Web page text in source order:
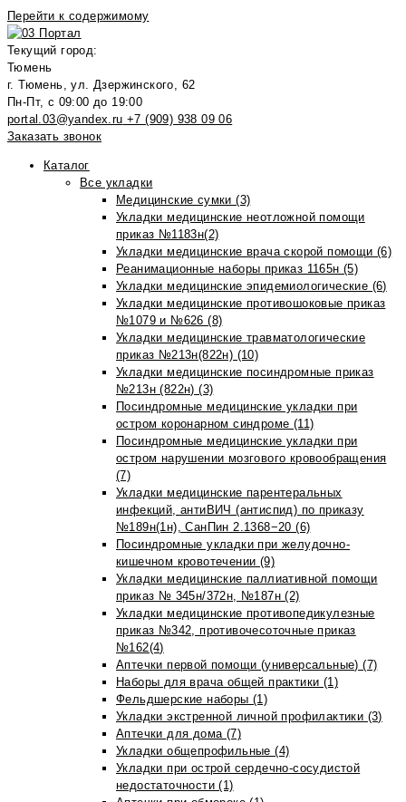
Перейти к содержимому
Текущий город:
Тюмень
г. Тюмень, ул. Дзержинского, 62
Пн-Пт, с 09:00 до 19:00
portal.03@yandex.ru +7 (909) 938 09 06
Заказать звонок
Каталог
Все укладки
Медицинские сумки (3)
Укладки медицинские неотложной помощи
приказ №1183н(2)
Укладки медицинские врача скорой помощи (6)
Реанимационные наборы приказ 1165н (5)
Укладки медицинские эпидемиологические (6)
Укладки медицинские противошоковые приказ
№1079 и №626 (8)
Укладки медицинские травматологические
приказ №213н(822н) (10)
Укладки медицинские посиндромные приказ
№213н (822н) (3)
Посиндромные медицинские укладки при
остром коронарном синдроме (11)
Посиндромные медицинские укладки при
остром нарушении мозгового кровообращения
(7)
Укладки медицинские парентеральных
инфекций, антиВИЧ (антиспид) по приказу
№189н(1н), СанПин 2.1368−20 (6)
Посиндромные укладки при желудочно-
кишечном кровотечении (9)
Укладки медицинские паллиативной помощи
приказ № 345н/372н, №187н (2)
Укладки медицинские противопедикулезные
приказ №342, противочесоточные приказ
№162(4)
Аптечки первой помощи (универсальные) (7)
Наборы для врача общей практики (1)
Фельдшерские наборы (1)
Укладки экстренной личной профилактики (3)
Аптечки для дома (7)
Укладки общепрофильные (4)
Укладки при острой сердечно-сосудистой
недостаточности (1)